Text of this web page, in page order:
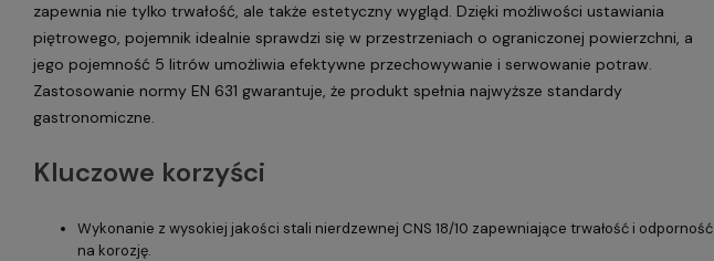
zapewnia nie tylko trwałość, ale także estetyczny wygląd. Dzięki możliwości ustawiania
piętrowego, pojemnik idealnie sprawdzi się w przestrzeniach o ograniczonej powierzchni, a
jego pojemność 5 litrów umożliwia efektywne przechowywanie i serwowanie potraw.
Zastosowanie normy EN 631 gwarantuje, że produkt spełnia najwyższe standardy
gastronomiczne.
Kluczowe korzyści
Wykonanie z wysokiej jakości stali nierdzewnej CNS 18/10 zapewniające trwałość i odporność
na korozję.